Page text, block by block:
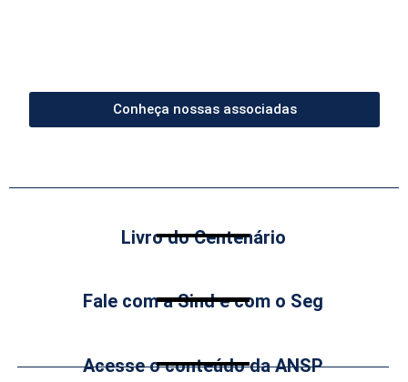
Conheça nossas associadas
Livro do Centenário
Fale com a Sind e com o Seg
Acesse o conteúdo da ANSP